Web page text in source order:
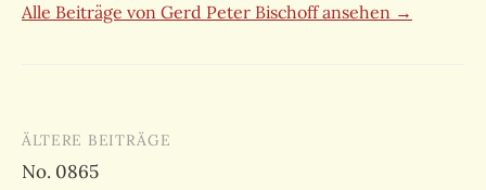
Alle Beiträge von Gerd Peter Bischoff ansehen →
Beitragsnavigation
ÄLTERE BEITRÄGE
No. 0865